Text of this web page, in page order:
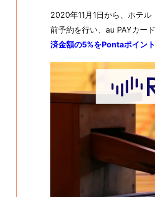
2020年11月1日から、ホテ
前予約を行い、au PAYカー
済金額の5%をPontaポイン